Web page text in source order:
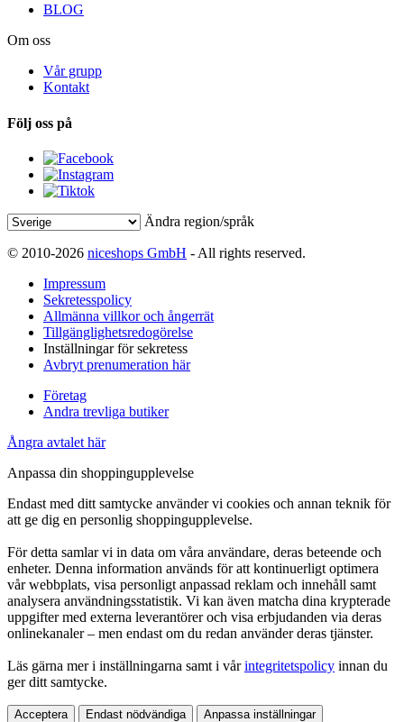
BLOG
Om oss
Vår grupp
Kontakt
Följ oss på
Ändra region/språk
© 2010-2026 niceshops GmbH - All rights reserved.
Impressum
Sekretesspolicy
Allmänna villkor och ångerrät
Tillgänglighetsredogörelse
Inställningar för sekretess
Avbryt prenumeration här
Företag
Andra trevliga butiker
Ångra avtalet här
Anpassa din shoppingupplevelse
Endast med ditt samtycke använder vi cookies och annan teknik för
att ge dig en personlig shoppingupplevelse.
För detta samlar vi in data om våra användare, deras beteende och
enheter. Denna information används för att kontinuerligt optimera
vår webbplats, visa personligt anpassad reklam och innehåll samt
analysera användningsstatistik. Vi kan även matcha dina krypterade
uppgifter med externa leverantörer och visa erbjudanden via deras
onlinekanaler – men endast om du redan använder deras tjänster.
Läs gärna mer i inställningarna samt i vårintegritetspolicy innan du
ger ditt samtycke.
Acceptera Endast nödvändiga Anpassa inställningar